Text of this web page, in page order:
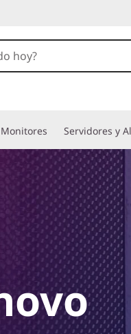
Monitores
Servidores y